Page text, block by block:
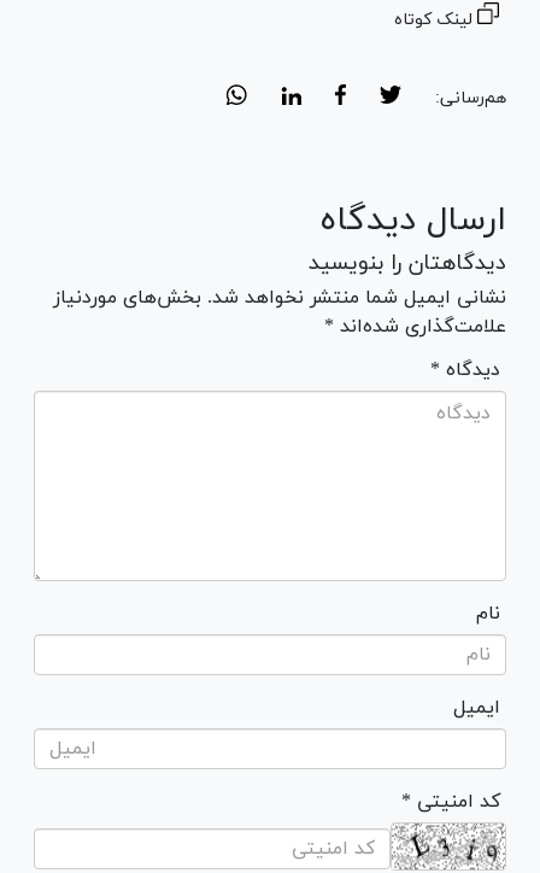
لینک کوتاه
هم‌رسانی:
ارسال دیدگاه
دیدگاهتان را بنویسید
نشانی ایمیل شما منتشر نخواهد شد. بخش‌های موردنیاز
علامت‌گذاری شده‌اند *
* دیدگاه
نام
ایمیل
* کد امنیتی